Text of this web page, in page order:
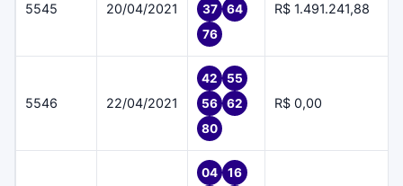
5545 20/04/2021
37
64
76
R$ 1.491.241,88
5546 22/04/2021
42
55
56
62
80
R$ 0,00
04 16